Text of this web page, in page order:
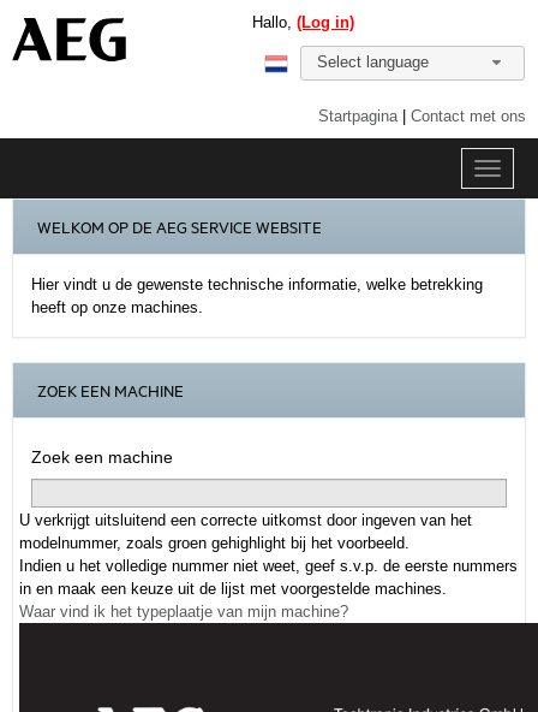
Hallo, (Log in)
Select language
Startpagina| Contact met ons
WELKOM OP DE AEG SERVICE WEBSITE
Hier vindt u de gewenste technische informatie, welke betrekking
heeft op onze machines.
ZOEK EEN MACHINE
Zoek een machine
U verkrijgt uitsluitend een correcte uitkomst door ingeven van het
modelnummer, zoals groen gehighlight bij het voorbeeld.
Indien u het volledige nummer niet weet, geef s.v.p. de eerste nummers
in en maak een keuze uit de lijst met voorgestelde machines.
Waar vind ik het typeplaatje van mijn machine?